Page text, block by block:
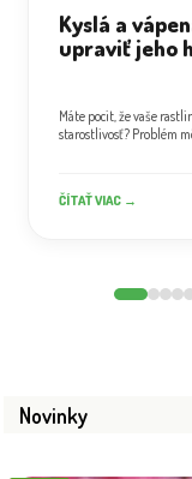
Kyslá a
upraviť jeho
Máte pocit, že vaše
starostlivosť? Problém
ČÍTAŤ VIAC →
Novinky